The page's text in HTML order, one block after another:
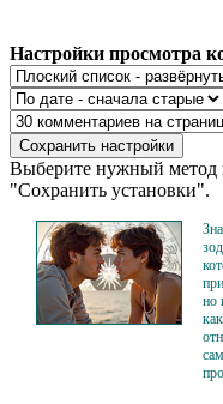
Настройки просмотра
Выберите нужный метод
"Сохранить установки".
но